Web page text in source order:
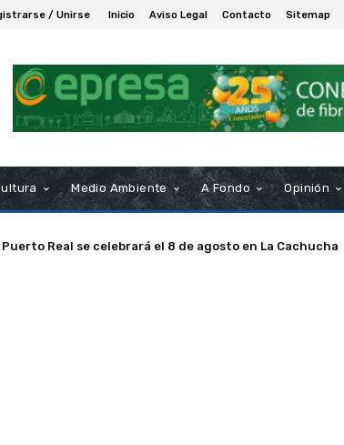
/ Unirse Inicio Aviso Legal Contacto Sitemap
Medio Ambiente A Fondo Opinión
Real se celebrará el 8 de agosto en La Cachucha